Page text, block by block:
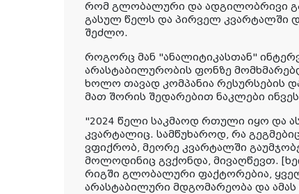
რომ გლობალური და ადგილობრივი
გასულ წელს და პირველ კვარტალში
შეძლო.
როგორც მან "ანალიტიკასთან"
არასტაბილურობის ფონზე
ხოლო თავად კომპანია რესურსების
მათ შორის შედარებით ნაკლები
"2024 წელი საკმაოდ რთული იყო და
კვარტალიც. სამწუხაროდ, რა
ვფიქრობ, მეორე კვარტალში
მოლოდინიც გვქონდა, მივაღწევთ.
რიგში გლობალური ფაქტორებია,
არასტაბილური მდგომარეობა და